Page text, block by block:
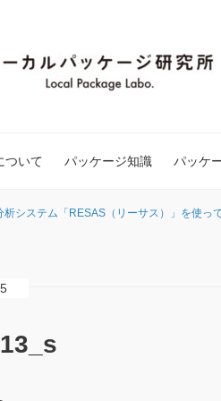
ついて パッケージ知識 パッケ
析システム「RESAS（リーサス）」を使っ